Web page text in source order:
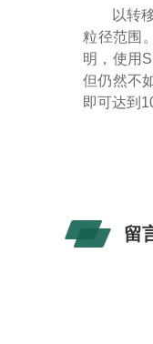
以转
粒径范围
明，使用
但仍然不
即可达到
留